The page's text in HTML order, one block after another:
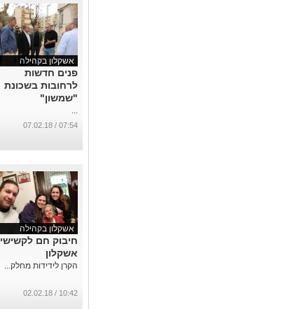
אשקלון בקהילה
פנים חדשות
לרחובות בשכונת
"שמשון"
...
07:54 / 07.02.18
אשקלון בקהילה
חיבוק חם לקשישי
אשקלון
הקרן לידידות מחלק...
10:42 / 02.02.18